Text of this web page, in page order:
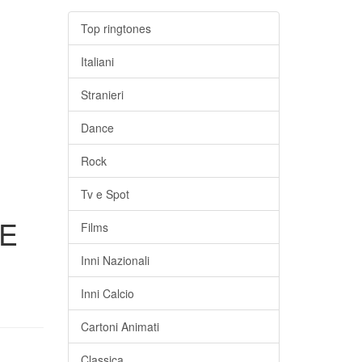
Top ringtones
Italiani
Stranieri
Dance
Rock
Tv e Spot
Films
Inni Nazionali
Inni Calcio
Cartoni Animati